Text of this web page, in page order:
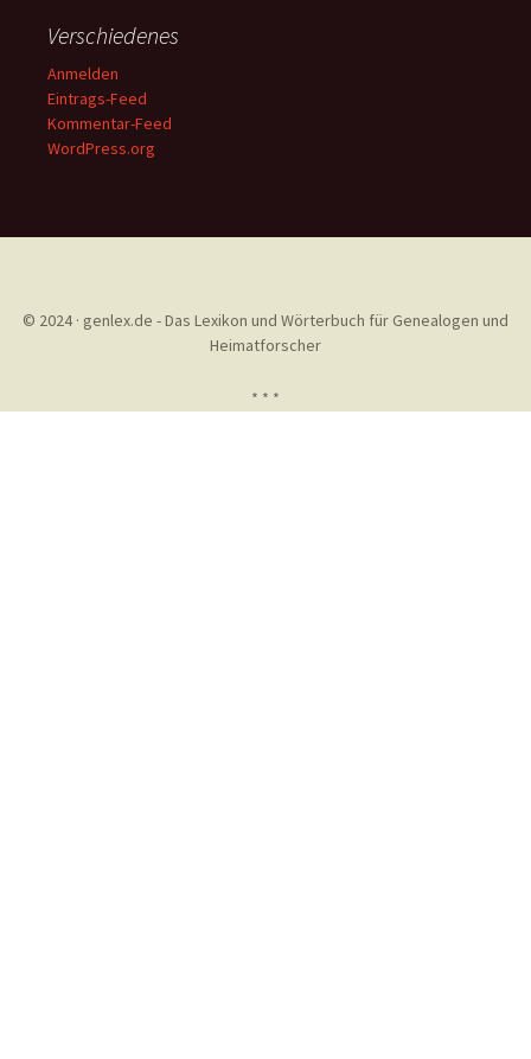
Verschiedenes
Anmelden
Eintrags-Feed
Kommentar-Feed
WordPress.org
© 2024 · genlex.de - Das Lexikon und Wörterbuch für Genealogen und
Heimatforscher
* * *